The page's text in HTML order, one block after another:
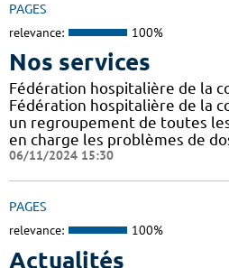
PAGES
relevance: 100%
Nos services
Fédération hospitalière de la
Fédération hospitalière de la
un regroupement de toutes
en charge les problèmes de
06/11/2024 15:30
PAGES
relevance: 100%
Actualités